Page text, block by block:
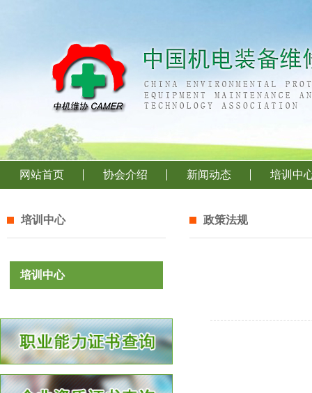
网站首页 协会介绍 新闻动态 培训中
培训中心
培训中心
政策法规